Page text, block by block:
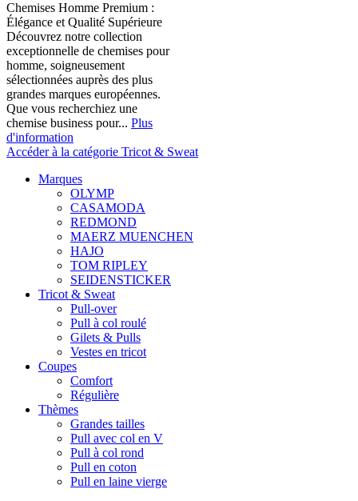
Chemises Homme Premium :
Élégance et Qualité Supérieure
Découvrez notre collection
exceptionnelle de chemises pour
homme, soigneusement
sélectionnées auprès des plus
grandes marques européennes.
Que vous recherchiez une
chemise business pour... Plus
d'information
Accéder à la catégorie Tricot & Sweat
Marques
OLYMP
CASAMODA
REDMOND
MAERZ MUENCHEN
HAJO
TOM RIPLEY
SEIDENSTICKER
Tricot & Sweat
Pull-over
Pull à col roulé
Gilets & Pulls
Vestes en tricot
Coupes
Comfort
Régulière
Thèmes
Grandes tailles
Pull avec col en V
Pull à col rond
Pull en coton
Pull en laine vierge